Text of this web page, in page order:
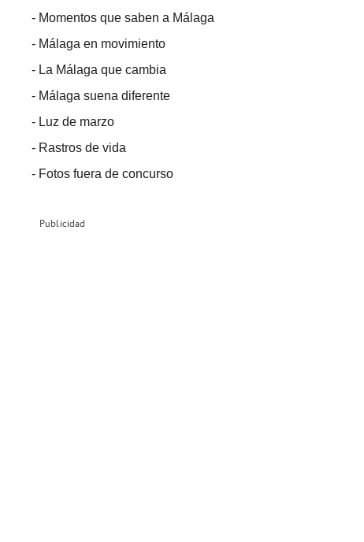
- Momentos que saben a Málaga
- Málaga en movimiento
- La Málaga que cambia
- Málaga suena diferente
- Luz de marzo
- Rastros de vida
- Fotos fuera de concurso
Publicidad